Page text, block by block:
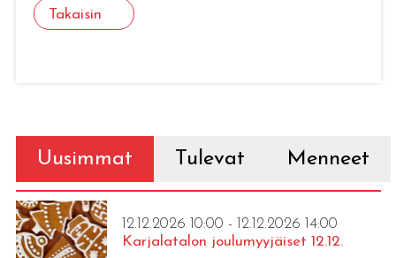
Takaisin
Uusimmat Tulevat Menneet
12.12.2026 10:00 - 12.12.2026 14:00
Karjalatalon joulumyyjäiset 12.12.